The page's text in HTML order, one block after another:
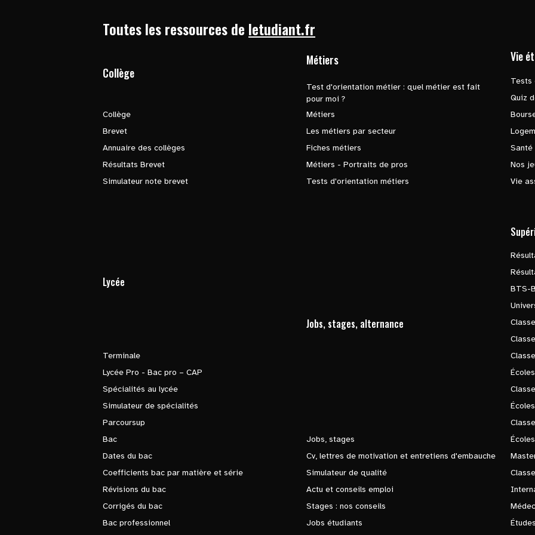
Toutes les ressources de letudiant.fr
Collège
Collège
Brevet
Annuaire des collèges
Résultats Brevet
Simulateur note brevet
Métiers
Test d'orientation métier : quel métier est fait
pour moi ?
Métiers
Les métiers par secteur
Fiches métiers
Métiers - Portraits de pros
Tests d'orientation métiers
Vie
Tests
Quiz
Santé
Nos
Vie
Lycée
Terminale
Lycée Pro - Bac pro – CAP
Spécialités au lycée
Simulateur de spécialités
Parcoursup
Bac
Dates du bac
Coefficients bac par matière et série
Révisions du bac
Corrigés du bac
Bac professionnel
Jobs, stages, alternance
Jobs, stages
Cv, lettres de motivation et entretiens d'embauche
Simulateur de qualité
Actu et conseils emploi
Stages : nos conseils
Jobs étudiants
BTS-